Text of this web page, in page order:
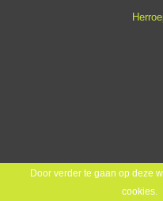
Door verder te gaan op deze
cookies.